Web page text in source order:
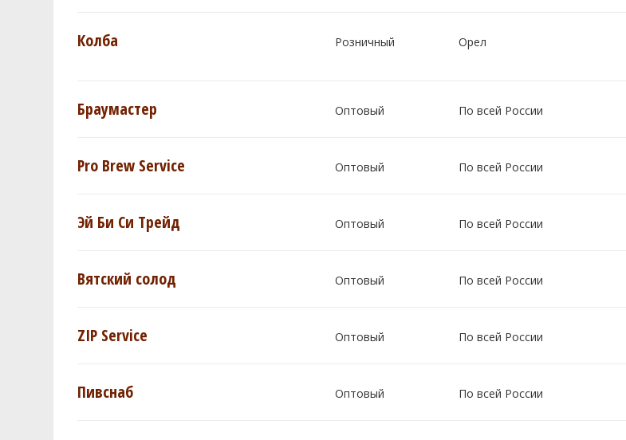
Колба Розничный Орел
Браумастер Оптовый По всей России
Pro Brew Service Оптовый По всей России
Эй Би Си Трейд Оптовый По всей России
Вятский солод Оптовый По всей России
ZIP Service Оптовый По всей России
Пивснаб Оптовый По всей России